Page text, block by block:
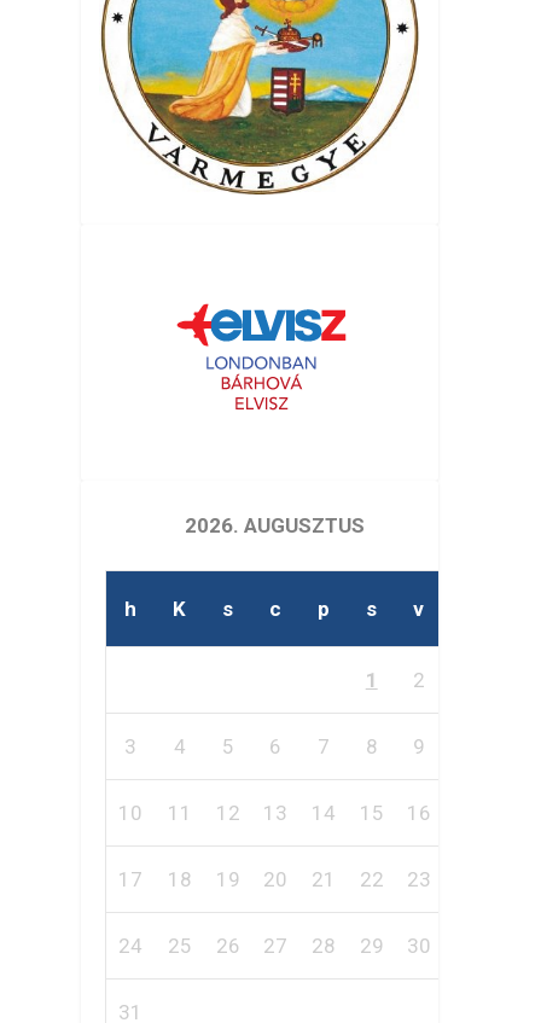
2026. AUGUSZTUS
h K s c p s v
1 2
3 4 5 6 7 8 9
10 11 12 13 14 15 16
17 18 19 20 21 22 23
24 25 26 27 28 29 30
31